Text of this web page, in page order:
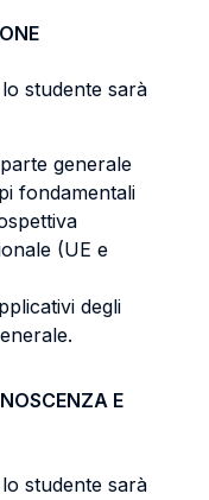
studente sarà
generale
fondamentali
(UE e
degli
E
studente sarà